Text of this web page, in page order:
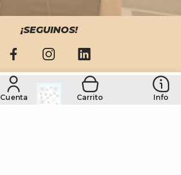
Cuenta Carrito Info
¡SEGUINOS!